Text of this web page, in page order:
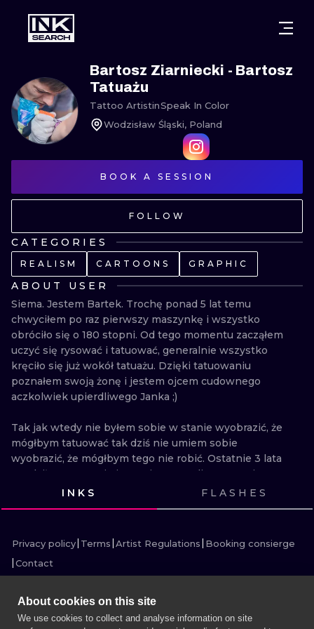
CITIES WARSAW
BERLIN LONDON
HEIDELBERG EDINBURGH
VIENNA
ATHENS BUDAPEST
STYLES
SURREALISM
JAPANESE
ILUSTRATION
UV
Bartosz Ziarniecki - Bartosz
Tatuażu
Tattoo ArtistinSpeak In Color
Wodzisław Śląski, Poland
BOOK A SESSION
FOLLOW
CATEGORIES
REALISM CARTOONS GRAPHIC
ABOUT USER
Siema. Jestem Bartek. Trochę ponad 5 lat temu
chwyciłem po raz pierwszy maszynkę i wszystko
obróciło się o 180 stopni. Od tego momentu zacząłem
uczyć się rysować i tatuować, generalnie wszystko
kręciło się już wokół tatuażu. Dzięki tatuowaniu
poznałem swoją żonę i jestem ojcem cudownego
aczkolwiek upierdliwego Janka ;)
Tak jak wtedy nie byłem sobie w stanie wyobrazić, że
mógłbym tatuować tak dziś nie umiem sobie
wyobrazić, że mógłbym tego nie robić. Ostatnie 3 lata
spędziłem ucząc się i pracując w studio Hypnosis
Tattoo w UK.
i nadal starać się rozwijać. Lubię tatuować zwierzaki
futrzaki, naturę, kolor z połamanymi kreskami i
wykręcone ”dziwne/zepsute” rzeczy.
Wiecie gdzie mnie znaleźć. Pozdro 5.
INKS FLASHES
Privacy policy Terms Artist Regulations Booking consierge
Contact
About cookies on this site
We use cookies to collect and analyse information on site